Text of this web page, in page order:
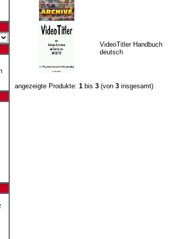
VideoTitler Handbuch
deutsch
angezeigte Produkte: 1bis 3(von 3insgesamt)